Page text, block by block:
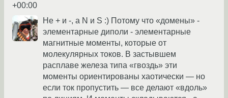
+00:00
Не + и -, а N и S :) Потому что «домены» -
элементарные диполи - элементарные
магнитные моменты, которые от
молекулярных токов. В застывшем
расплаве железа типа «гвоздь» эти
моменты ориентированы хаотически — но
если ток пропустить — все делают «вдоль»